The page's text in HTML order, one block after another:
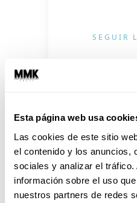
Esta página web usa
Las cookies de este sitio
el contenido y los anuncios,
sociales y analizar el
información sobre el uso
nuestros partners de redes
SEGUIR